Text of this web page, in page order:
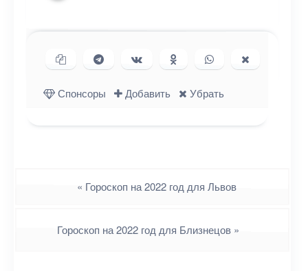
Копировать ссылку
Поделиться в Telegram
Поделиться ВКонтакте
Поделиться в
Одноклассниках
Поделиться в
WhatsApp
в X (Twitter)
Спонсоры
Добавить Убрать
« Гороскоп на 2022 год для Львов
Гороскоп на 2022 год для Близнецов »